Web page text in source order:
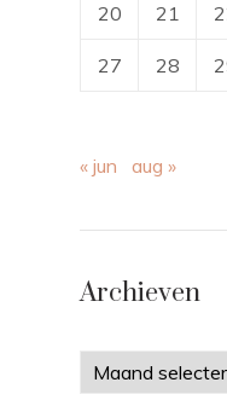
20 21
27 28
« jun aug »
Archieven
Archieven